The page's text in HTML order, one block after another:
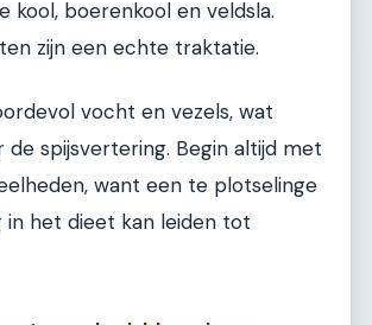
kool, boerenkool en veldsla.
zijn een echte traktatie.
vocht en vezels, wat
de spijsvertering. Begin altijd met
want een te plotselinge
in het dieet kan leiden tot